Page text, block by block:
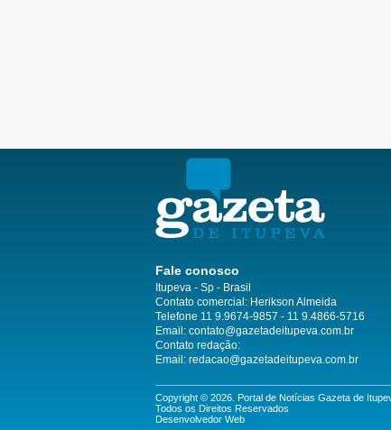
Fale conosco
Itupeva - Sp - Brasil
Contato comercial: Herikson Almeida
Telefone 11 9.9674-9857 - 11 9.4866-5716
Email: contato@gazetadeitupeva.com.br
Contato redação:
Email: redacao@gazetadeitupeva.com.br
Copyright © 2026. Portal de Notícias Gazeta de
Todos os Direitos Reservados
Desenvolvedor Web